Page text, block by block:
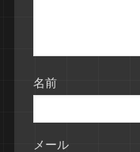
名前
メール